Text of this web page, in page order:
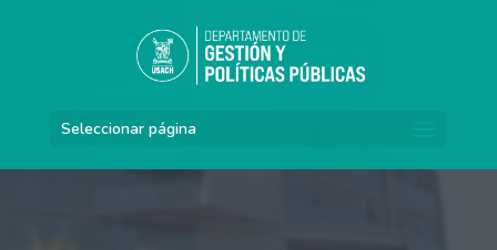
Seleccionar página